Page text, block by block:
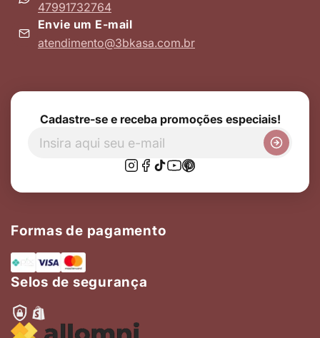
47991732764
Envie um E-mail
atendimento@3bkasa.com.br
Cadastre-se e receba promoções especiais!
Formas de pagamento
Selos de segurança